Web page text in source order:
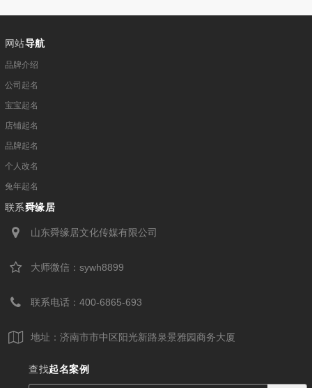
网站导航
品牌介绍
公司起名
宝宝起名
店铺起名
品牌起名
个人改名
兔年起名
联系舜缘居
山东舜缘居文化传媒有限公司
大师微信：sywh8899
联系电话：400-6865-693
地址：济南市市中区阳光新路泉景雅园商务大厦
查找起名案例